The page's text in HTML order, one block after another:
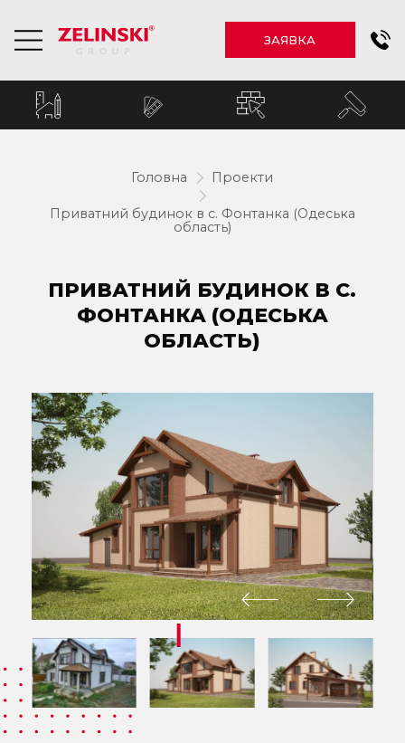
ЗАЯВКА
Головна Проекти
Приватний будинок в с. Фонтанка (Одеська
область)
ПРИВАТНИЙ БУДИНОК В С.
ФОНТАНКА (ОДЕСЬКА
ОБЛАСТЬ)